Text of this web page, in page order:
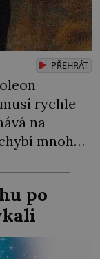
PŘEHRÁT
rychle
na
mnoho
jiný viník…
admirála
[…]
po